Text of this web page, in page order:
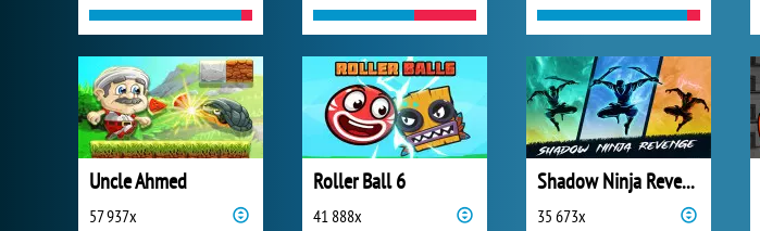
Uncle Ahmed
57 937x
Roller Ball 6
41 888x
Shadow Ninja Revenge
35 673x